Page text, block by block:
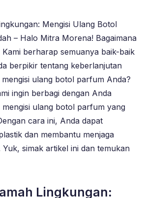
Mengisi Ulang Botol
– Halo Mitra Morena! Bagaimana
berharap semuanya baik-baik
berpikir tentang keberlanjutan
ulang botol parfum Anda?
ingin berbagi dengan Anda
ulang botol parfum yang
cara ini, Anda dapat
dan membantu menjaga
Yuk, simak artikel ini dan temukan
Lingkungan: